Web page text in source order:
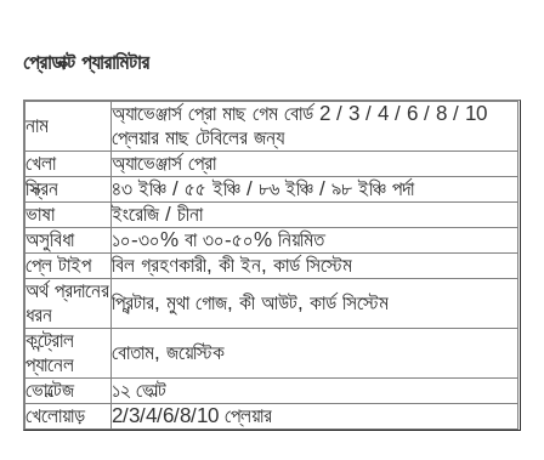
বাড়ি
পণ্য
প্রোডাক্ট প্যারামিটার
নাম
অ্যাভেঞ্জার্স প্রো মাছ গেম বোর্ড 2 / 3 / 4 / 6 / 8 / 10
প্লেয়ার মাছ টেবিলের জন্য
খেলা
অ্যাভেঞ্জার্স প্রো
স্ক্রিন
৪৩ ইঞ্চি / ৫৫ ইঞ্চি / ৮৬ ইঞ্চি / ৯৮ ইঞ্চি পর্দা
ভাষা
ইংরেজি / চীনা
অসুবিধা
১০-৩০% বা ৩০-৫০% নিয়মিত
প্লে টাইপ
বিল গ্রহণকারী, কী ইন, কার্ড সিস্টেম
অর্থ প্রদানের
ধরন
প্রিন্টার, মুথা গোজ, কী আউট, কার্ড সিস্টেম
কন্ট্রোল
প্যানেল
বোতাম, জয়েস্টিক
ভোল্টেজ
১২ ভোল্ট
খেলোয়াড়
2/3/4/6/8/10 প্লেয়ার